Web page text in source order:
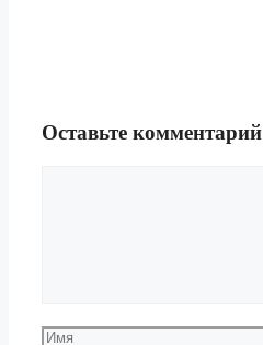
Оставьте комментарий
Имя